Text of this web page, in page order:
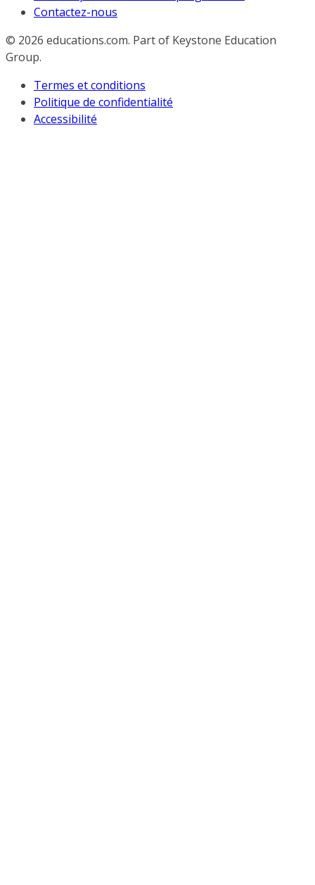
Contactez-nous
© 2026 educations.com. Part of Keystone Education
Group.
Termes et conditions
Politique de confidentialité
Accessibilité